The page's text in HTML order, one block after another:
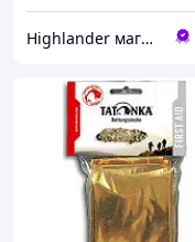
Highlander магазин